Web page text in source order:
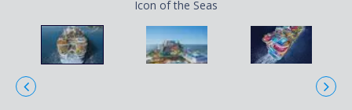
Icon of the Seas